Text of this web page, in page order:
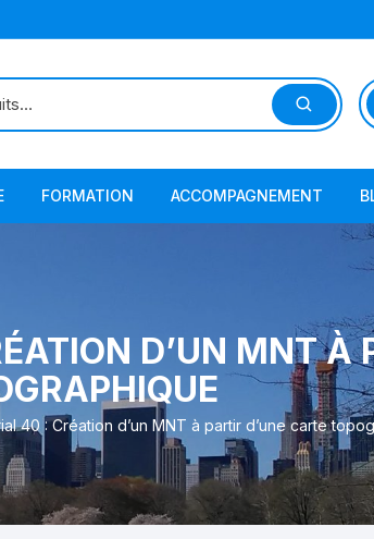
FORMATION ACCOMPAGNEMENT
D’UN MNT À
40 : Création d’un MNT à partir d’une carte